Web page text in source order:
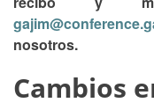
nosotros.
Cambios